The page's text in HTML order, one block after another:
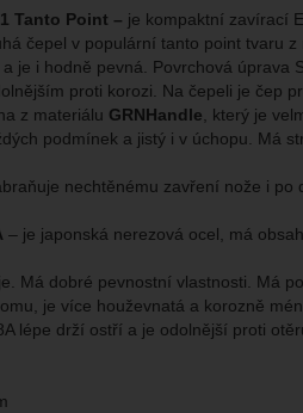
měření výkonu našeho webu i
počet návštěv a zdroje návštěv
cookies zpracováváme
konkrétní uživatele našeho
vás neobtěžovali nevhodnou
používáme my nebo naši partneři,
Tanto Point – je kompaktní zavírací
čepel v populární tanto point tvaru z
je i hodně pevná. Povrchová úprava
proti korozi. Na čepeli je čep
z materiálu GRNHandle , který je
podmínek a jistý i v úchopu. Má
nechtěnému zavření nože i po
– je japonská nerezová ocel, má
Má dobré pevnostní vlastnosti. Má
je více houževnatá a korozně
lépe drží ostří a je odolnější proti